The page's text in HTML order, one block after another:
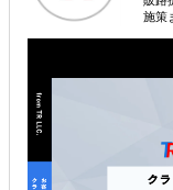
海外テストマーケテ
自社商材に最適な販
施策